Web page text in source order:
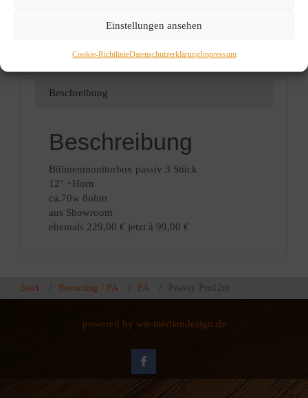
Einstellungen ansehen
Cookie-RichtlinieDatenschutzerklärungImpressum
229,00 €
75,00 €.
Schlagwörter:lautsprecherbox
Beschreibung
Beschreibung
Bühnenmonitorbox passiv 3 Stück
12″ +Horn
ca.70w 8ohm
aus Showroom
ehemals 229,00 € jetzt à 99,00 €
Start Recording / PA PA Peavey Pro12m
powered by wir-mediendesign.de